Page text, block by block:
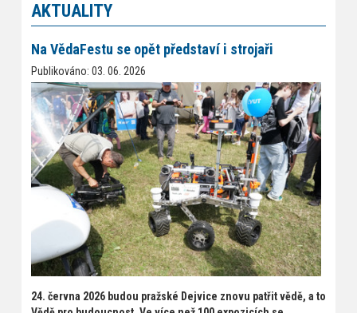
AKTUALITY
Na VědaFestu se opět představí i strojaři
Publikováno: 03. 06. 2026
24. června 2026 budou pražské Dejvice znovu patřit vědě, a to